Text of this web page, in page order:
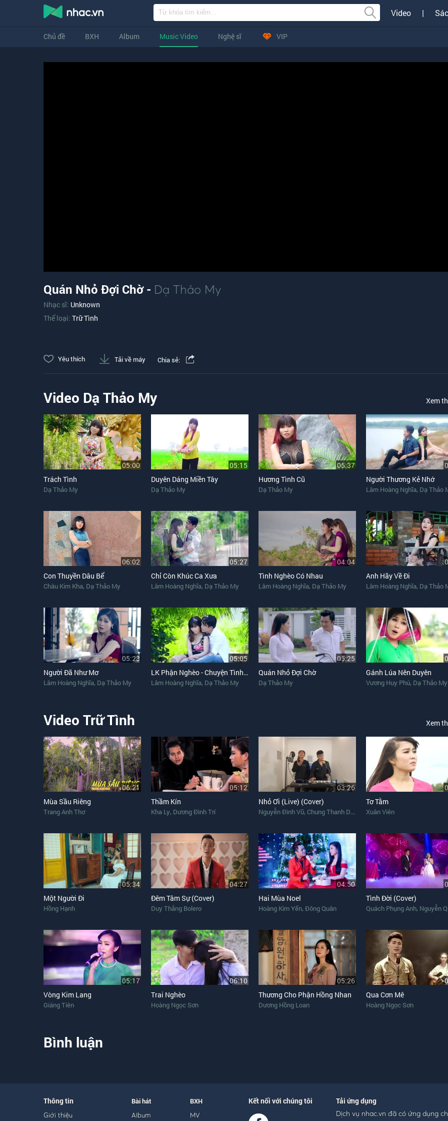
Video |
Chủ đề BXH Album Music Video Nghệ sĩ VIP
Quán Nhỏ Đợi Chờ - Dạ Thảo My
Nhạc sĩ: Unknown
Thể loại: Trữ Tình
Yêu thích Tải về máy Chia sẻ:
Video Dạ Thảo My Xem
05:00
Trách Tình
Dạ Thảo My
05:15
Duyên Dáng Miền Tây
Dạ Thảo My
05:37
Hương Tình Cũ
Dạ Thảo My
Người Thương Kẻ Nhớ
Lâm Hoàng Nghĩa, Dạ Thảo
06:02
Con Thuyền Dâu Bể
Châu Kim Kha, Dạ Thảo My
05:27
Chỉ Còn Khúc Ca Xưa
Lâm Hoàng Nghĩa, Dạ Thảo My
04:04
Tình Nghèo Có Nhau
Lâm Hoàng Nghĩa, Dạ Thảo My
Anh Hãy Về Đi
Lâm Hoàng Nghĩa, Dạ Thảo
05:23
Người Đã Như Mơ
Lâm Hoàng Nghĩa, Dạ Thảo My
05:05
LK Phận Nghèo - Chuyện Tình Nghèo
Lâm Hoàng Nghĩa, Dạ Thảo My
05:25
Quán Nhỏ Đợi Chờ
Dạ Thảo My
Gánh Lúa Nên Duyên
Vương Huy Phú, Dạ Thảo My
Video Trữ Tình Xem
06:21
Mùa Sầu Riêng
Trang Anh Thơ
05:12
Thầm Kín
Kha Ly, Dương Đình Trí
03:26
Nhỏ Ơi (Live) (Cover)
Nguyễn Đình Vũ, Chung Thanh Duy
Tơ Tằm
Xuân Viên
05:34
Một Người Đi
Hồng Hạnh
04:27
Đêm Tâm Sự (Cover)
Duy Thắng Bolero
04:50
Hai Mùa Noel
Hoàng Kim Yến, Đông Quân
Tình Đời (Cover)
Quách Phụng Anh, Nguyễn
05:17
Vòng Kim Lang
Giáng Tiên
06:10
Trai Nghèo
Hoàng Ngọc Sơn
05:26
Thương Cho Phận Hồng Nhan
Dương Hồng Loan
Qua Cơn Mê
Hoàng Ngọc Sơn
Bình luận
Thông tin
Giới thiệu
Bài hát
Album
BXH
MV
Kết nối với chúng tôi Tải ứng dụng
Dịch vụ nhac.vn đã có ứng dụng